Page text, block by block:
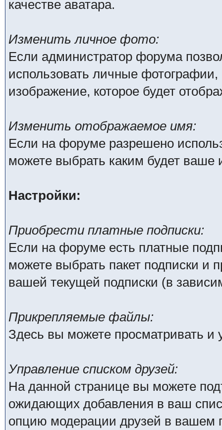
качестве аватара.
Изменить личное фото:
Если администратор форума
использовать личные
изображение, которое будет
Изменить отображаемое имя:
Если на форуме разрешено
можете выбрать каким будет
Настройки:
Приобрести платные подписки:
Если на форуме есть платные
можете выбрать пакет подписки и
вашей текущей подписки (в
Прикрепляемые файлы:
Здесь вы можете просматривать
Управление списком друзей:
На данной странице вы можете
ожидающих добавления в ваш
опцию модерации друзей в вашем